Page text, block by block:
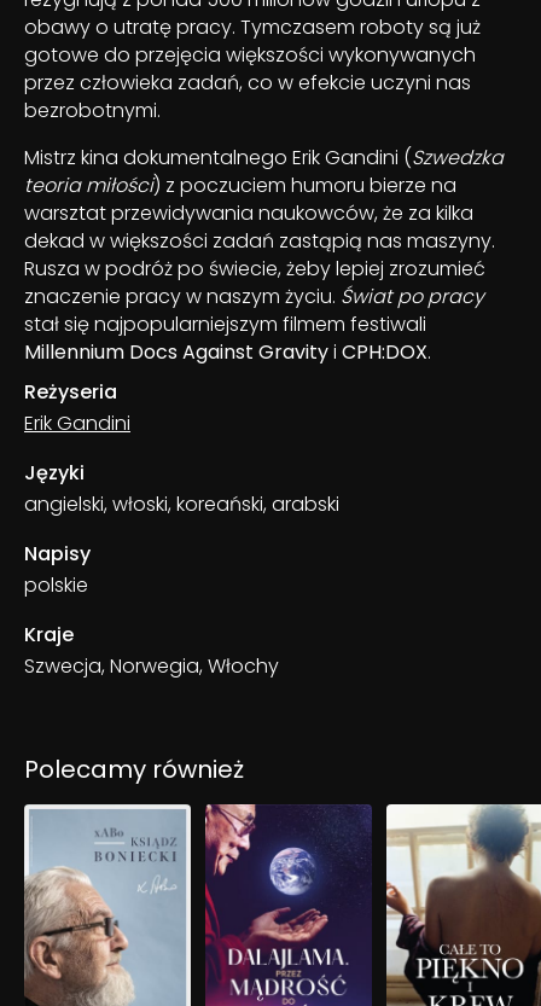
obawy o utratę pracy. Tymczasem roboty są już
gotowe do przejęcia większości wykonywanych
przez człowieka zadań, co w efekcie uczyni nas
bezrobotnymi.
Mistrz kina dokumentalnego Erik Gandini (Szwedzka
teoria miłości) z poczuciem humoru bierze na
warsztat przewidywania naukowców, że za kilka
dekad w większości zadań zastąpią nas maszyny.
Rusza w podróż po świecie, żeby lepiej zrozumieć
znaczenie pracy w naszym życiu. Świat po pracy
stał się najpopularniejszym filmem festiwali
Millennium Docs Against Gravityi CPH:DOX.
Reżyseria
Erik Gandini
Języki
angielski, włoski, koreański, arabski
Napisy
polskie
Kraje
Szwecja, Norwegia, Włochy
Polecamy również